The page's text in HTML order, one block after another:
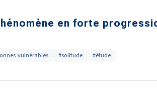
en forte
vulnérables #solitude #étude